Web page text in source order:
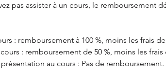
pas assister à un cours, le remboursement
: remboursement à 100 %, moins les frais
: remboursement de 50 %, moins les
au cours : Pas de remboursement.